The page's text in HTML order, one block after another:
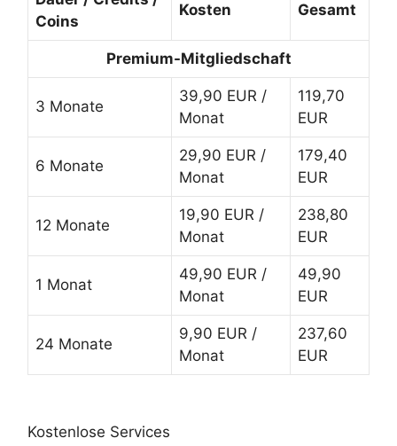
Coins
Kosten Gesamt
Premium-Mitgliedschaft
3 Monate
39,90 EUR /
Monat
119,70
EUR
6 Monate
29,90 EUR /
Monat
179,40
EUR
12 Monate
19,90 EUR /
Monat
238,80
EUR
1 Monat
49,90 EUR /
Monat
49,90
EUR
24 Monate
9,90 EUR /
Monat
237,60
EUR
Kostenlose Services